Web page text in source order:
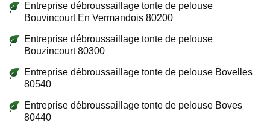
Entreprise débroussaillage tonte de pelouse
Bouvincourt En Vermandois 80200
Entreprise débroussaillage tonte de pelouse
Bouzincourt 80300
Entreprise débroussaillage tonte de pelouse Bovelles
80540
Entreprise débroussaillage tonte de pelouse Boves
80440